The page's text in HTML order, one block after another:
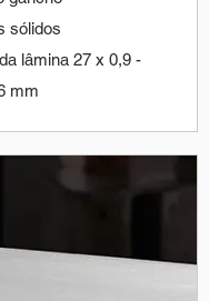
sólidos
lâmina 27 x 0,9 -
mm